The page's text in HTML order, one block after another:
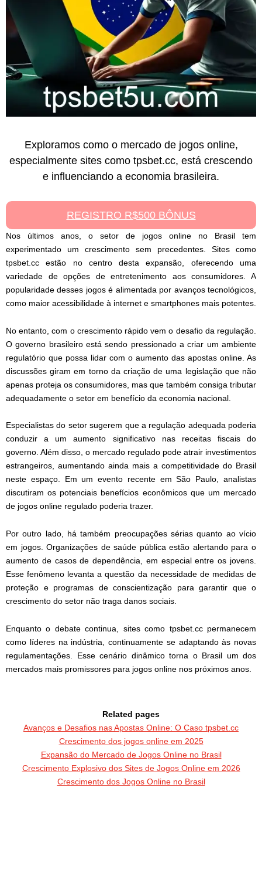
Exploramos como o mercado de jogos online,
especialmente sites como tpsbet.cc, está crescendo
e influenciando a economia brasileira.
REGISTRO R$500 BÔNUS
Nos últimos anos, o setor de jogos online no Brasil tem
experimentado um crescimento sem precedentes. Sites como
tpsbet.cc estão no centro desta expansão, oferecendo uma
variedade de opções de entretenimento aos consumidores. A
popularidade desses jogos é alimentada por avanços tecnológicos,
como maior acessibilidade à internet e smartphones mais potentes.
No entanto, com o crescimento rápido vem o desafio da regulação.
O governo brasileiro está sendo pressionado a criar um ambiente
regulatório que possa lidar com o aumento das apostas online. As
discussões giram em torno da criação de uma legislação que não
apenas proteja os consumidores, mas que também consiga tributar
adequadamente o setor em benefício da economia nacional.
Especialistas do setor sugerem que a regulação adequada poderia
conduzir a um aumento significativo nas receitas fiscais do
governo. Além disso, o mercado regulado pode atrair investimentos
estrangeiros, aumentando ainda mais a competitividade do Brasil
neste espaço. Em um evento recente em São Paulo, analistas
discutiram os potenciais benefícios econômicos que um mercado
de jogos online regulado poderia trazer.
Por outro lado, há também preocupações sérias quanto ao vício
em jogos. Organizações de saúde pública estão alertando para o
aumento de casos de dependência, em especial entre os jovens.
Esse fenômeno levanta a questão da necessidade de medidas de
proteção e programas de conscientização para garantir que o
crescimento do setor não traga danos sociais.
Enquanto o debate continua, sites como tpsbet.cc permanecem
como líderes na indústria, continuamente se adaptando às novas
regulamentações. Esse cenário dinâmico torna o Brasil um dos
mercados mais promissores para jogos online nos próximos anos.
Related pages
Avanços e Desafios nas Apostas Online: O Caso tpsbet.cc
Crescimento dos jogos online em 2025
Expansão do Mercado de Jogos Online no Brasil
Crescimento Explosivo dos Sites de Jogos Online em 2026
Crescimento dos Jogos Online no Brasil